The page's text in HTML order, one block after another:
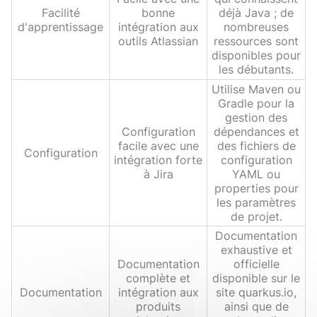
Facilité
d'apprentissage
bonne
intégration aux
outils Atlassian
déjà Java ; de
nombreuses
ressources sont
disponibles pour
les débutants.
Configuration
Configuration
facile avec une
intégration forte
à Jira
Utilise Maven ou
Gradle pour la
gestion des
dépendances et
des fichiers de
configuration
YAML ou
properties pour
les paramètres
de projet.
Documentation
Documentation
complète et
intégration aux
produits
Documentation
exhaustive et
officielle
disponible sur le
site quarkus.io,
ainsi que de